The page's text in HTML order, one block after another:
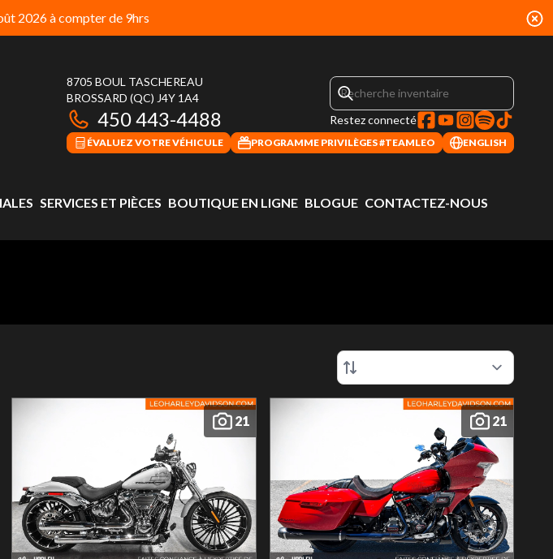
2026 à compter de 9hrs
8705 BOUL TASCHEREAU
BROSSARD (QC) J4Y 1A4
450 443-4488 Restez connecté
ÉVALUEZ VOTRE VÉHICULE PROGRAMME PRIVILÈGES #TEAMLEO ENGLISH
SERVICES ET PIÈCES BOUTIQUE EN LIGNE BLOGUE CONTACTEZ-NOUS
21 21